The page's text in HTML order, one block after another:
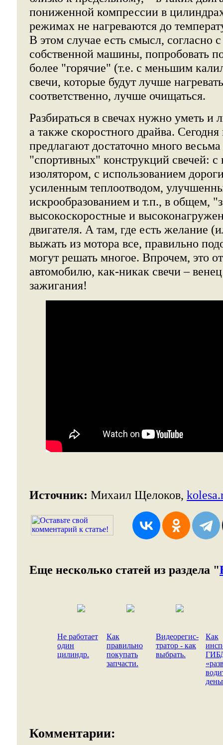
пониженной компрессии в
режимах не нагреваются до
В этом случае есть смысл, согласно
собственной машины, попробовать
более "горячие" (т.е. с меньшим
свечи, которые будут лучше
соответственно, лучше очищаться.
Разбираться в свечах нужно уметь и
а также скоростного драйва.
предлагают достаточно много
"спортивных" конструкций свечей: с
изолятором, с использованием
усиленным теплоотводом,
искрообразованием и т.п., в общем,
высокоскоростные и
двигателя. А там, где есть желание
выжать из мотора все, правильно
могут решать многое. Впрочем, это
автомобилю, как-никак свечи –
зажигания!
Источник: Михаил Щелоков,
Еще несколько статей из раздела "
Не работает
один
цилиндр.
Как
правильно
покупать
запчасти.
Видеорегис-
тратор - как
выбрать.
Как
Комментарии: